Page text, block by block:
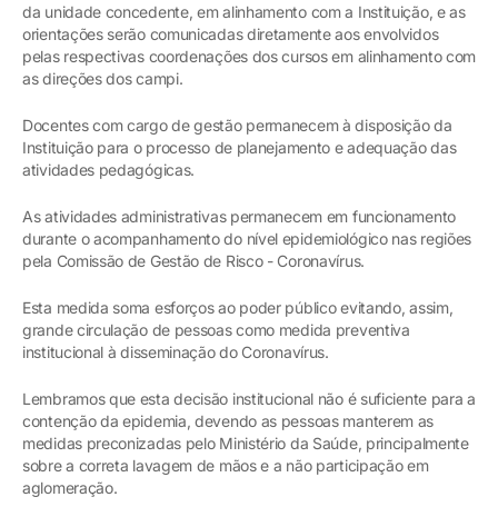
da unidade concedente, em alinhamento com a Instituição, e as
orientações serão comunicadas diretamente aos envolvidos
pelas respectivas coordenações dos cursos em alinhamento com
as direções dos campi.
Docentes com cargo de gestão permanecem à disposição da
Instituição para o processo de planejamento e adequação das
atividades pedagógicas.
As atividades administrativas permanecem em funcionamento
durante o acompanhamento do nível epidemiológico nas regiões
pela Comissão de Gestão de Risco - Coronavírus.
Esta medida soma esforços ao poder público evitando, assim,
grande circulação de pessoas como medida preventiva
institucional à disseminação do Coronavírus.
Lembramos que esta decisão institucional não é suficiente para a
contenção da epidemia, devendo as pessoas manterem as
medidas preconizadas pelo Ministério da Saúde, principalmente
sobre a correta lavagem de mãos e a não participação em
aglomeração.